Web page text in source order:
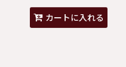
カートに入れる